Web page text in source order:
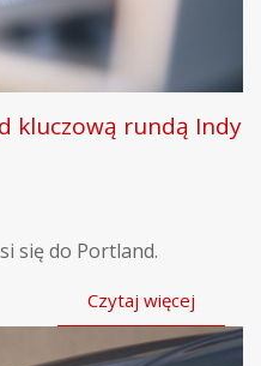
kluczową rundą Indy
się do Portland.
Czytaj więcej